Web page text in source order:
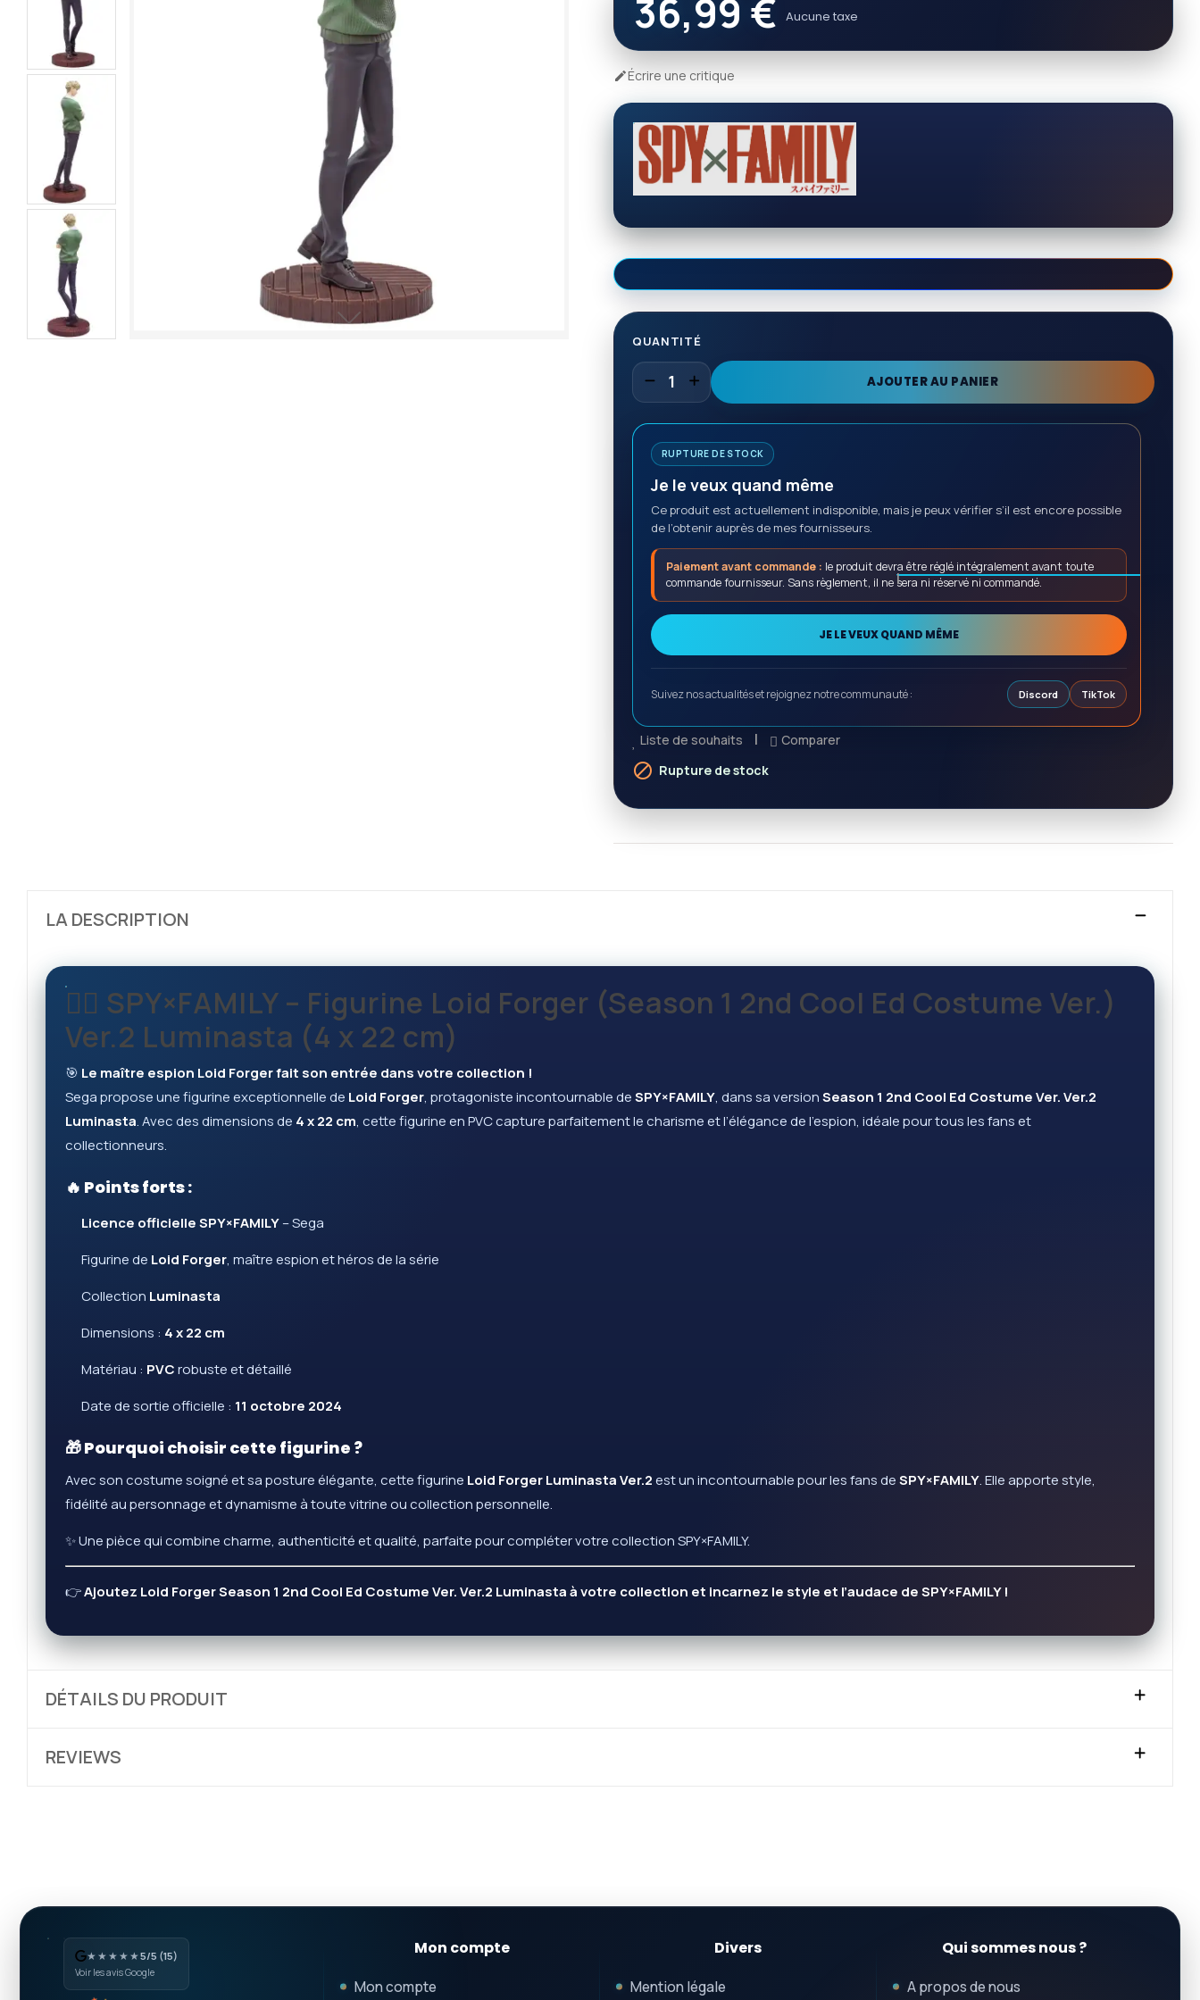
36,99 € Aucune taxe
Écrire une critique
QUANTITÉ
AJOUTER AU PANIER
RUPTURE DE STOCK
Je le veux quand même
Ce produit est actuellement indisponible, mais je peux vérifier s’il est encore possible
de l’obtenir auprès de mes fournisseurs.
Paiement avant commande : le produit devra être réglé intégralement avant toute
commande fournisseur. Sans règlement, il ne sera ni réservé ni commandé.
JE LE VEUX QUAND MÊME
Suivez nos actualités et rejoignez notre communauté : Discord TikTok
Liste de souhaits Comparer
 Rupture de stock
LA DESCRIPTION
🕵️‍♂️ SPY×FAMILY – Figurine Loid Forger (Season 1 2nd Cool Ed Costume Ver.)
Ver.2 Luminasta (4 x 22 cm)
🎯 Le maître espion Loid Forger fait son entrée dans votre collection !
Sega propose une figurine exceptionnelle de Loid Forger, protagoniste incontournable deSPY×FAMILY, dans sa versionSeason 1 2nd Cool Ed Costume Ver. Ver.2
Luminasta. Avec des dimensions de 4 x 22 cm, cette figurine en PVC capture parfaitement le charisme et l’élégance de l’espion, idéale pour tous les fans et
collectionneurs.
🔥 Points forts :
Licence officielle SPY×FAMILY– Sega
Figurine de Loid Forger, maître espion et héros de la série
Collection Luminasta
Dimensions : 4 x 22 cm
Matériau : PVCrobuste et détaillé
Date de sortie officielle : 11 octobre 2024
🎁 Pourquoi choisir cette figurine ?
Avec son costume soigné et sa posture élégante, cette figurine Loid Forger Luminasta Ver.2est un incontournable pour les fans deSPY×FAMILY. Elle apporte style,
fidélité au personnage et dynamisme à toute vitrine ou collection personnelle.
✨ Une pièce qui combine charme, authenticité et qualité, parfaite pour compléter votre collection SPY×FAMILY.
👉Ajoutez Loid Forger Season 1 2nd Cool Ed Costume Ver. Ver.2 Luminasta à votre collection et incarnez le style et l’audace de SPY×FAMILY !
DÉTAILS DU PRODUIT
REVIEWS
★★★★★5/5 (15)
Voir les avis Google
Mon compte
Mon compte
Divers
Mention légale
Qui sommes nous ?
A propos de nous